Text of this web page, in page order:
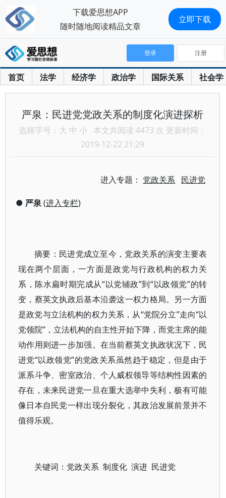
首页 法学 经济学 政治学 国际关系 社会学
登录 注册
严泉：民进党党政关系的制度化演进探析
选择字号： 大 中 小 本文共阅读 4473 次 更新时间：
2019-12-22 21:29
进入专题： 党政关系 民进党
● 严泉(进入专栏)
摘要：民进党成立至今，党政关系的演变主要表
现在两个层面，一方面是政党与行政机构的权力关
系，陈水扁时期完成从“以党辅政”到“以政领党”的转
变，蔡英文执政后基本沿袭这一权力格局。另一方面
是政党与立法机构的权力关系，从“党院分立”走向“以
党领院”，立法机构的自主性开始下降，而党主席的能
动作用则进一步加强。在当前蔡英文执政状况下，民
进党“以政领党”的党政关系虽然趋于稳定，但是由于
派系斗争、密室政治、个人威权领导等结构性因素的
存在，未来民进党一旦在重大选举中失利，极有可能
像日本自民党一样出现分裂化，其政治发展前景并不
值得乐观。
关键词：党政关系 制度化 演进 民进党
下载爱思想APP
随时随地阅读精品文章
立即下载